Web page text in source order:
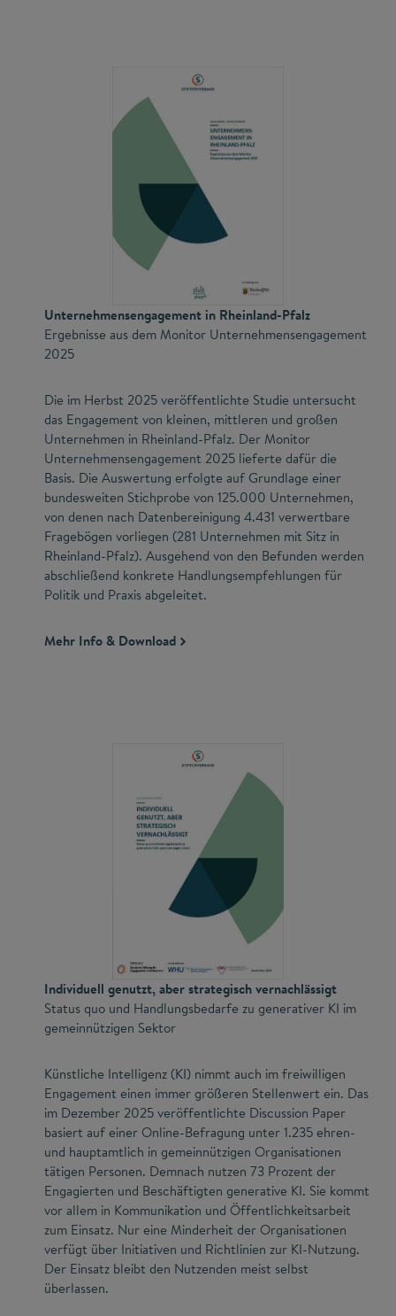
Unternehmensengagement in Rheinland-Pfalz
Ergebnisse aus dem Monitor Unternehmensengagement
2025
Die im Herbst 2025 veröffentlichte Studie untersucht
das Engagement von kleinen, mittleren und großen
Unternehmen in Rheinland-Pfalz. Der Monitor
Unternehmensengagement 2025 lieferte dafür die
Basis. Die Auswertung erfolgte auf Grundlage einer
bundesweiten Stichprobe von 125.000 Unternehmen,
von denen nach Datenbereinigung 4.431 verwertbare
Fragebögen vorliegen (281 Unternehmen mit Sitz in
Rheinland-Pfalz). Ausgehend von den Befunden werden
abschließend konkrete Handlungsempfehlungen für
Politik und Praxis abgeleitet.
Mehr Info & Download
Individuell genutzt, aber strategisch vernachlässigt
Status quo und Handlungsbedarfe zu generativer KI im
gemeinnützigen Sektor
Künstliche Intelligenz (KI) nimmt auch im freiwilligen
Engagement einen immer größeren Stellenwert ein. Das
im Dezember 2025 veröffentlichte Discussion Paper
basiert auf einer Online-Befragung unter 1.235 ehren-
und hauptamtlich in gemeinnützigen Organisationen
tätigen Personen. Demnach nutzen 73 Prozent der
Engagierten und Beschäftigten generative KI. Sie kommt
vor allem in Kommunikation und Öffentlichkeitsarbeit
zum Einsatz. Nur eine Minderheit der Organisationen
verfügt über Initiativen und Richtlinien zur KI-Nutzung.
Der Einsatz bleibt den Nutzenden meist selbst
überlassen.